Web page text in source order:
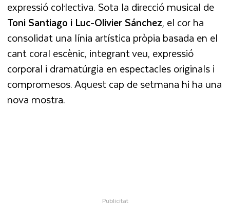
expressió col·lectiva. Sota la direcció musical de
Toni Santiago i Luc-Olivier Sánchez, el cor ha
consolidat una línia artística pròpia basada en el
cant coral escènic, integrant veu, expressió
corporal i dramatúrgia en espectacles originals i
compromesos. Aquest cap de setmana hi ha una
nova mostra.